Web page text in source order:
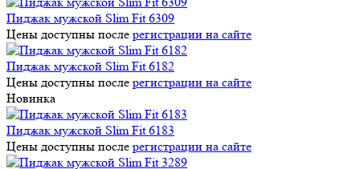
Пиджак мужской Slim Fit 6309
Цены доступны после регистрации на сайте
Пиджак мужской Slim Fit 6182
Цены доступны после регистрации на сайте
Новинка
Пиджак мужской Slim Fit 6183
Цены доступны после регистрации на сайте